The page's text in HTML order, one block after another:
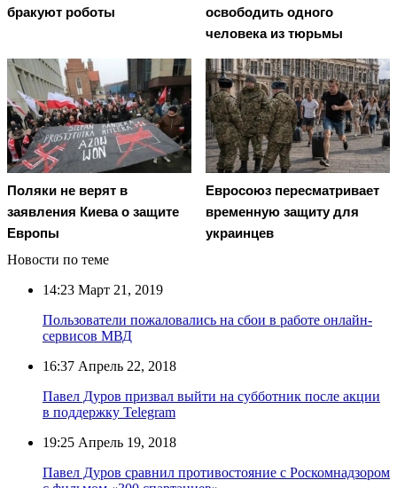
бракуют роботы
освободить одного
человека из тюрьмы
Поляки не верят в
заявления Киева о защите
Европы
Евросоюз пересматривает
временную защиту для
украинцев
Новости по теме
14:23 Март 21, 2019
Пользователи пожаловались на сбои в работе онлайн-
сервисов МВД
16:37 Апрель 22, 2018
Павел Дуров призвал выйти на субботник после акции
в поддержку Telegram
19:25 Апрель 19, 2018
Павел Дуров сравнил противостояние с Роскомнадзором